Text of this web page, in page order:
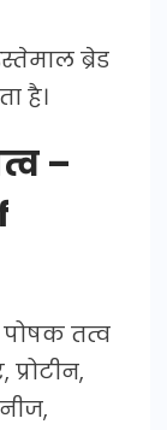
ब्रेड
है।
–
तत्व